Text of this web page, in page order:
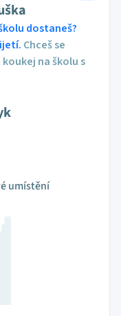
dostaneš?
Chceš se
na školu s
umístění